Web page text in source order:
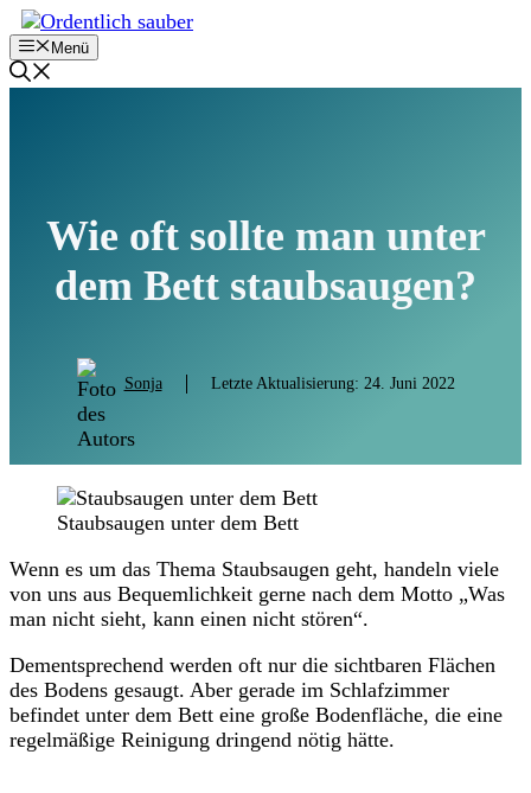
Zum
Inhalt
springen
Menü
Wie oft sollte man unter
dem Bett staubsaugen?
Sonja Letzte Aktualisierung: 24. Juni 2022
Staubsaugen unter dem Bett
Wenn es um das Thema Staubsaugen geht, handeln viele
von uns aus Bequemlichkeit gerne nach dem Motto „Was
man nicht sieht, kann einen nicht stören“.
Dementsprechend werden oft nur die sichtbaren Flächen
des Bodens gesaugt. Aber gerade im Schlafzimmer
befindet unter dem Bett eine große Bodenfläche, die eine
regelmäßige Reinigung dringend nötig hätte.